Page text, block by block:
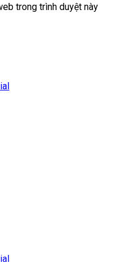
trong trình duyệt này